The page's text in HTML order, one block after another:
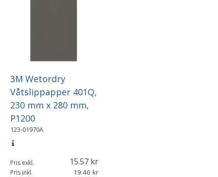
3M Wetordry
Våtslippapper 401Q,
230 mm x 280 mm,
P1200
123-01970A
Pris exkl. 15.57
Pris inkl. 19.46